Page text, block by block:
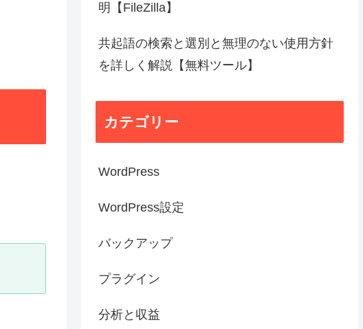
明【FileZilla】
共起語の検索と選別と無理のない使用方針
を詳しく解説【無料ツール】
カテゴリー
WordPress
WordPress設定
バックアップ
プラグイン
分析と収益